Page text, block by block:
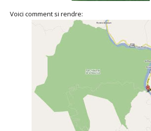
Voici comment si rendre: